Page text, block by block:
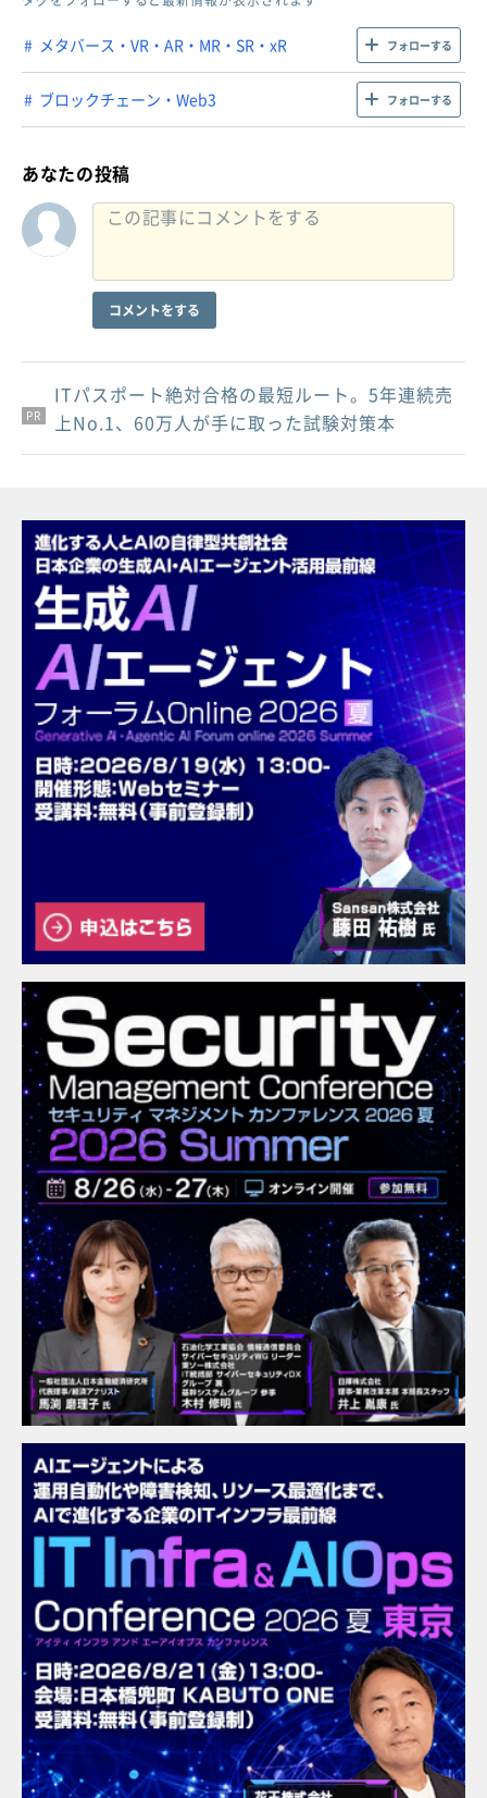
メタバース・VR・AR・MR・SR・xR フォローする
ブロックチェーン・Web3 フォローする
あなたの投稿
コメントをする
PR
PR
PR
ITパスポート絶対合格の最短ルート。5年連続売
上No.1、60万人が手に取った試験対策本